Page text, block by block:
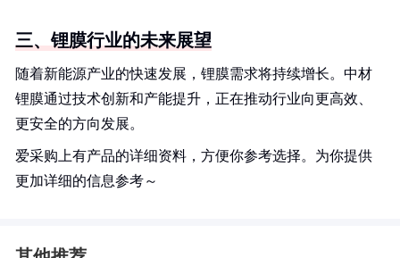
三、锂膜行业的未来展望
随着新能源产业的快速发展，锂膜需求将持续增长。中材
锂膜通过技术创新和产能提升，正在推动行业向更高效、
更安全的方向发展。
爱采购上有产品的详细资料，方便你参考选择。为你提供
更加详细的信息参考～